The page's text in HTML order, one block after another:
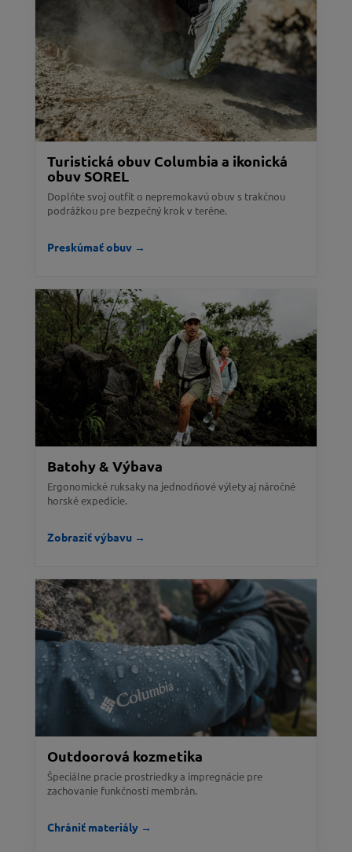
Turistická obuv Columbia a ikonická
obuv SOREL
Doplňte svoj outfit o nepremokavú obuv s trakčnou
podrážkou pre bezpečný krok v teréne.
Preskúmať obuv →
Batohy & Výbava
Ergonomické ruksaky na jednodňové výlety aj náročné
horské expedície.
Zobraziť výbavu →
Outdoorová kozmetika
Špeciálne pracie prostriedky a impregnácie pre
zachovanie funkčnosti membrán.
Chrániť materiály →